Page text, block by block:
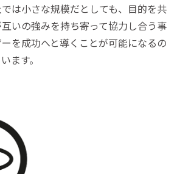
は小さな規模だとしても、目的を共
いの強みを持ち寄って協力し合う事
を成功へと導くことが可能になるの
ます。